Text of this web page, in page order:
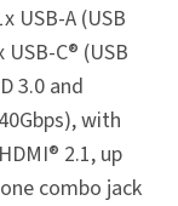
USB-A (USB
USB-C® (USB
3.0 and
with
2.1, up
combo jack